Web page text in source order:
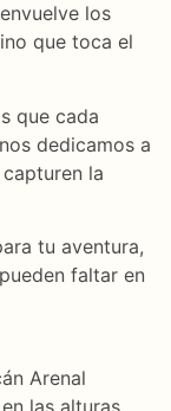
los
que toca el
que cada
dedicamos a
la
tu aventura,
faltar en
Arenal
las alturas.